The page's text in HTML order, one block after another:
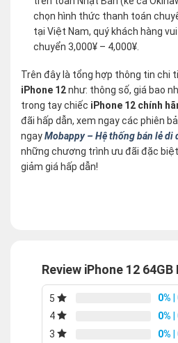
chọn hình thức thanh toán
tại Việt Nam, quý khách hàng
chuyển 3,000¥ – 4,000¥.
Trên đây là tổng hợp thông tin chi
iPhone 12như: thông số, giá bao
trong tay chiếc iPhone 12 chính
đãi hấp dẫn, xem ngay các phiên
ngayMobappy – Hệ thống bán lẻ di
những chương trình ưu đãi đặc
giảm giá hấp dẫn!
Review iPhone 12 64GB
5 0%
4
0%
3
0%